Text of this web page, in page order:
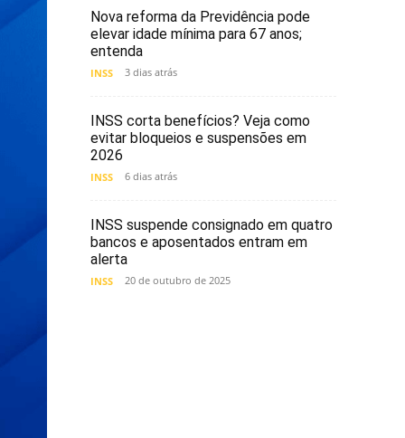
Nova reforma da Previdência pode
elevar idade mínima para 67 anos;
entenda
INSS 3 dias atrás
INSS corta benefícios? Veja como
evitar bloqueios e suspensões em
2026
INSS 6 dias atrás
INSS suspende consignado em quatro
bancos e aposentados entram em
alerta
INSS 20 de outubro de 2025